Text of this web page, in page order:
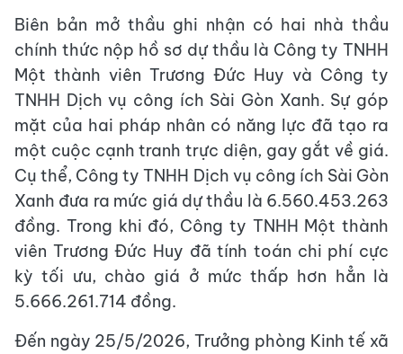
Biên bản mở thầu ghi nhận có hai nhà thầu
chính thức nộp hồ sơ dự thầu là Công ty TNHH
Một thành viên Trương Đức Huy và Công ty
TNHH Dịch vụ công ích Sài Gòn Xanh. Sự góp
mặt của hai pháp nhân có năng lực đã tạo ra
một cuộc cạnh tranh trực diện, gay gắt về giá.
Cụ thể, Công ty TNHH Dịch vụ công ích Sài Gòn
Xanh đưa ra mức giá dự thầu là 6.560.453.263
đồng. Trong khi đó, Công ty TNHH Một thành
viên Trương Đức Huy đã tính toán chi phí cực
kỳ tối ưu, chào giá ở mức thấp hơn hẳn là
5.666.261.714 đồng.
Đến ngày 25/5/2026, Trưởng phòng Kinh tế xã